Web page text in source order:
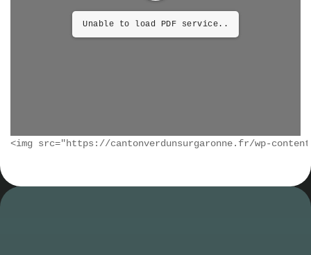
Unable to load PDF service..